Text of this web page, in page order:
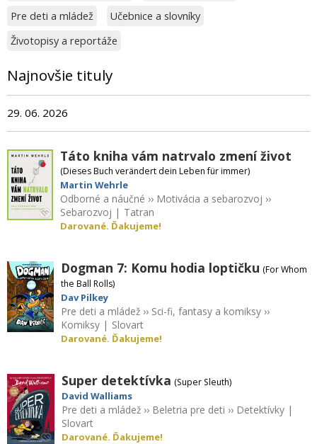
Pre deti a mládež
Učebnice a slovníky
Životopisy a reportáže
Najnovšie tituly
29. 06. 2026
Táto kniha vám natrvalo zmení život
(Dieses Buch verändert dein Leben für immer)
Martin Wehrle
Odborné a náučné ›› Motivácia a sebarozvoj ››
Sebarozvoj | Tatran
Darované. Ďakujeme!
Dogman 7: Komu hodia loptičku (For Whom
the Ball Rolls)
Dav Pilkey
Pre deti a mládež ›› Sci-fi, fantasy a komiksy ››
Komiksy | Slovart
Darované. Ďakujeme!
Super detektívka (Super Sleuth)
David Walliams
Pre deti a mládež ›› Beletria pre deti ›› Detektívky |
Slovart
Darované. Ďakujeme!